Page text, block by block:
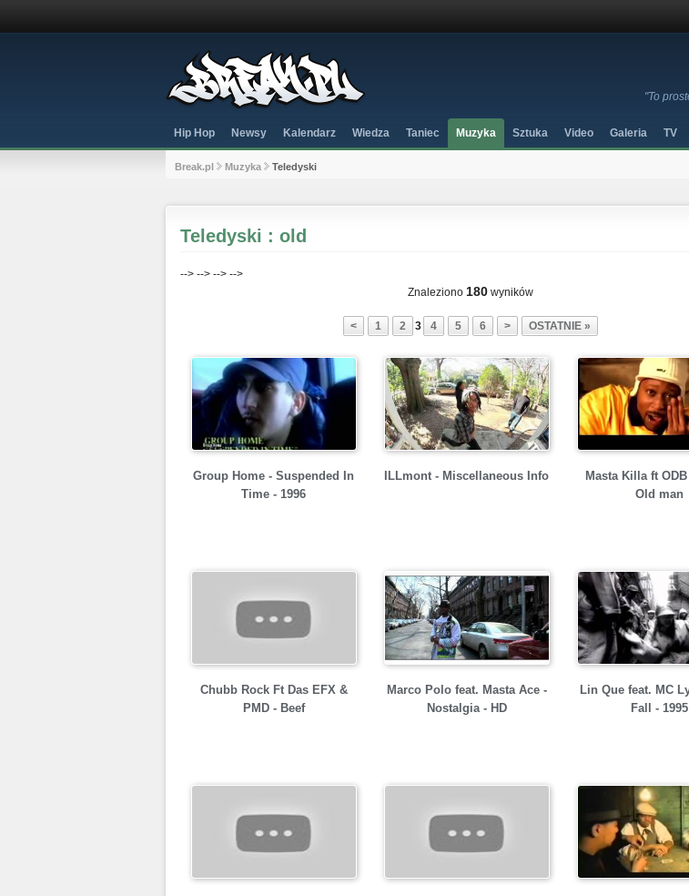
"To
Hip Hop Newsy Kalendarz Wiedza Taniec Muzyka Sztuka Video Galeria TV
Break.pl Muzyka Teledyski
Teledyski : old
--> --> --> -->
Znaleziono 180 wyników
< 1 2 3 4 5 6 > OSTATNIE »
Group Home - Suspended In
Time - 1996
ILLmont - Miscellaneous Info
Masta Killa ft
Old man
Chubb Rock Ft Das EFX &
PMD - Beef
Marco Polo feat. Masta Ace -
Nostalgia - HD
Lin Que feat. MC
Fall - 1995